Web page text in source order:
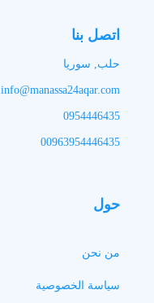
اتصل بنا
حلب, سوريا
info@manassa24aqar.com
0954446435
00963954446435
حول
من نحن
سياسة الخصوصية